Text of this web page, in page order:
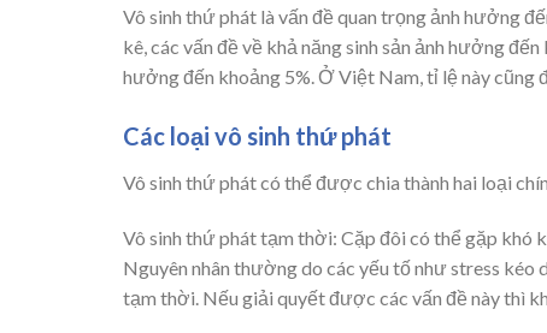
Vô sinh thứ phát là vấn đề quan trọng ảnh hưởng
kê, các vấn đề về khả năng sinh sản ảnh hưởng
hưởng đến khoảng 5%. Ở Việt Nam, tỉ lệ này cũng
Các loại vô sinh thứ phát
Vô sinh thứ phát có thể được chia thành hai loại
Vô sinh thứ phát tạm thời: Cặp đôi có thể gặp
Nguyên nhân thường do các yếu tố như stress kéo
tạm thời. Nếu giải quyết được các vấn đề này thì